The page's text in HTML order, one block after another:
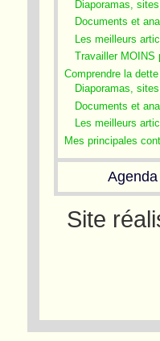
Diaporamas,
Documents et
Les meilleurs
Travailler MOINS
Comprendre la
Diaporamas,
Documents et
Les meilleurs
Mes principales
Site